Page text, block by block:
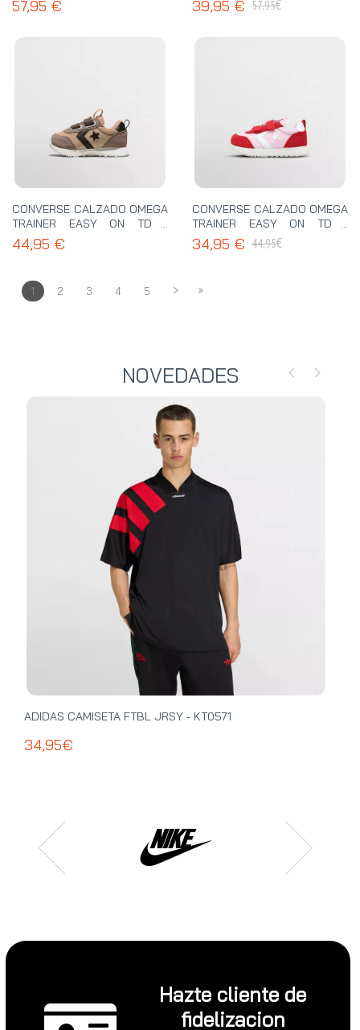
57,95 € 39,95 € 57,95€
CONVERSE CALZADO OMEGA
TRAINER EASY ON TD -
A16561C
44,95 €
CONVERSE CALZADO OMEGA
TRAINER EASY ON TD -
A17786C
34,95 € 44,95€
1 2 3 4 5 > »
NOVEDADES
ADIDAS CAMISETA FTBL JRSY - KT0571
34,95€
Hazte cliente de
fidelizacion